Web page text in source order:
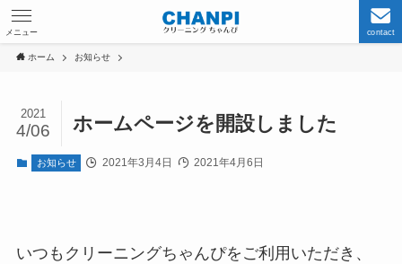
contact
メニュー
ホーム お知らせ
ホームページを開設しました
2021
4/06
お知らせ 2021年3月4日 2021年4月6日
いつもクリーニングちゃんぴをご利用いただき、